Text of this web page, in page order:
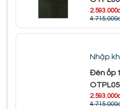
Nhập
Đèn ốp
OTPL05